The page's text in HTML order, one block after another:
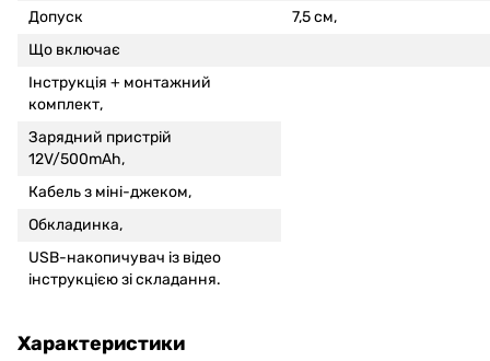
Допуск
7,5 см,
Що включає
Інструкція + монтажний
комплект,
Зарядний пристрій
12V/500mAh,
Кабель з міні-джеком,
Обкладинка,
USB-накопичувач із відео
інструкцією зі складання.
Характеристики